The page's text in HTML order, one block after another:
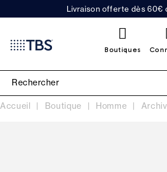
Livraison offerte dès 60€
Boutiques
Accueil Boutique Homme